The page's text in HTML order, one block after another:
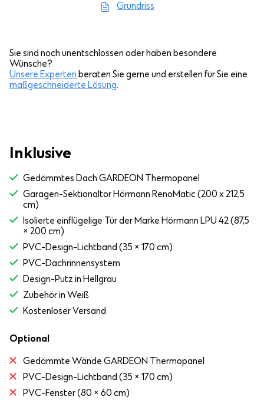
Grundriss
Sie sind noch unentschlossen oder haben besondere
Wünsche?
Unsere Experten beraten Sie gerne und erstellen für Sie eine
maßgeschneiderte Lösung.
Inklusive
Gedämmtes Dach GARDEON Thermopanel
Garagen-Sektionaltor Hörmann RenoMatic (200 x 212,5
cm)
Isolierte einflügelige Tür der Marke Hörmann LPU 42 (87,5
× 200 cm)
PVC-Design-Lichtband (35 × 170 cm)
PVC-Dachrinnensystem
Design-Putz in Hellgrau
Zubehör in Weiß
Kostenloser Versand
Optional
Gedämmte Wände GARDEON Thermopanel
PVC-Design-Lichtband (35 × 170 cm)
PVC-Fenster (80 × 60 cm)